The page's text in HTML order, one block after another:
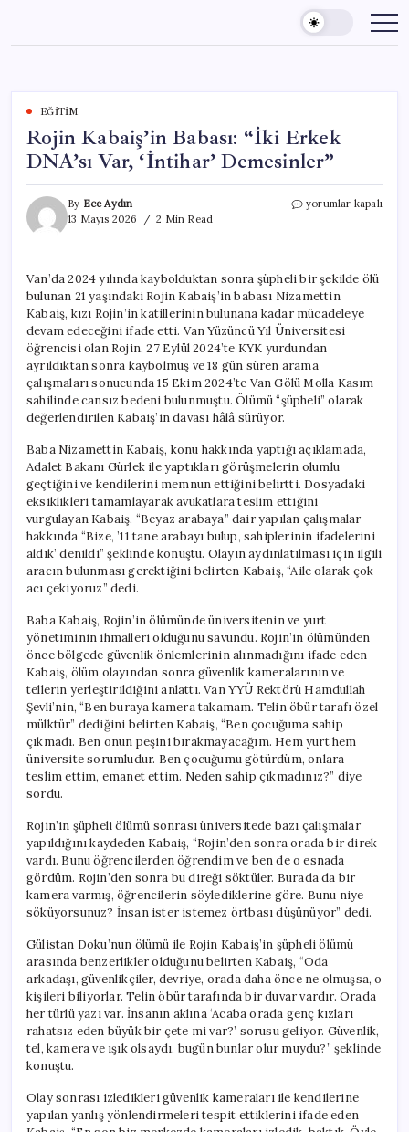
content
EĞITIM
Rojin Kabaiş’in Babası: “İki Erkek
DNA’sı Var, ‘İntihar’ Demesinler”
By Ece Aydın
13 Mayıs 2026
2 Min Read
Rojin
DNA’sı
Var,
‘İntihar’
Demesinler”
için
yorumlar kapalı
Van’da 2024 yılında kaybolduktan sonra şüpheli bir şekilde ölü
bulunan 21 yaşındaki Rojin Kabaiş’in babası Nizamettin
Kabaiş, kızı Rojin’in katillerinin bulunana kadar mücadeleye
devam edeceğini ifade etti. Van Yüzüncü Yıl Üniversitesi
öğrencisi olan Rojin, 27 Eylül 2024’te KYK yurdundan
ayrıldıktan sonra kaybolmuş ve 18 gün süren arama
çalışmaları sonucunda 15 Ekim 2024’te Van Gölü Molla Kasım
sahilinde cansız bedeni bulunmuştu. Ölümü “şüpheli” olarak
değerlendirilen Kabaiş’in davası hâlâ sürüyor.
Baba Nizamettin Kabaiş, konu hakkında yaptığı açıklamada,
Adalet Bakanı Gürlek ile yaptıkları görüşmelerin olumlu
geçtiğini ve kendilerini memnun ettiğini belirtti. Dosyadaki
eksiklikleri tamamlayarak avukatlara teslim ettiğini
vurgulayan Kabaiş, “Beyaz arabaya” dair yapılan çalışmalar
hakkında “Bize, ’11 tane arabayı bulup, sahiplerinin ifadelerini
aldık’ denildi” şeklinde konuştu. Olayın aydınlatılması için ilgili
aracın bulunması gerektiğini belirten Kabaiş, “Aile olarak çok
acı çekiyoruz” dedi.
Baba Kabaiş, Rojin’in ölümünde üniversitenin ve yurt
yönetiminin ihmalleri olduğunu savundu. Rojin’in ölümünden
önce bölgede güvenlik önlemlerinin alınmadığını ifade eden
Kabaiş, ölüm olayından sonra güvenlik kameralarının ve
tellerin yerleştirildiğini anlattı. Van YYÜ Rektörü Hamdullah
Şevli’nin, “Ben buraya kamera takamam. Telin öbür tarafı özel
mülktür” dediğini belirten Kabaiş, “Ben çocuğuma sahip
çıkmadı. Ben onun peşini bırakmayacağım. Hem yurt hem
üniversite sorumludur. Ben çocuğumu götürdüm, onlara
teslim ettim, emanet ettim. Neden sahip çıkmadınız?” diye
sordu.
Rojin’in şüpheli ölümü sonrası üniversitede bazı çalışmalar
yapıldığını kaydeden Kabaiş, “Rojin’den sonra orada bir direk
vardı. Bunu öğrencilerden öğrendim ve ben de o esnada
gördüm. Rojin’den sonra bu direği söktüler. Burada da bir
kamera varmış, öğrencilerin söylediklerine göre. Bunu niye
söküyorsunuz? İnsan ister istemez örtbası düşünüyor” dedi.
Gülistan Doku’nun ölümü ile Rojin Kabaiş’in şüpheli ölümü
arasında benzerlikler olduğunu belirten Kabaiş, “Oda
arkadaşı, güvenlikçiler, devriye, orada daha önce ne olmuşsa, o
kişileri biliyorlar. Telin öbür tarafında bir duvar vardır. Orada
her türlü yazı var. İnsanın aklına ‘Acaba orada genç kızları
rahatsız eden büyük bir çete mi var?’ sorusu geliyor. Güvenlik,
tel, kamera ve ışık olsaydı, bugün bunlar olur muydu?” şeklinde
konuştu.
Olay sonrası izledikleri güvenlik kameraları ile kendilerine
yapılan yanlış yönlendirmeleri tespit ettiklerini ifade eden